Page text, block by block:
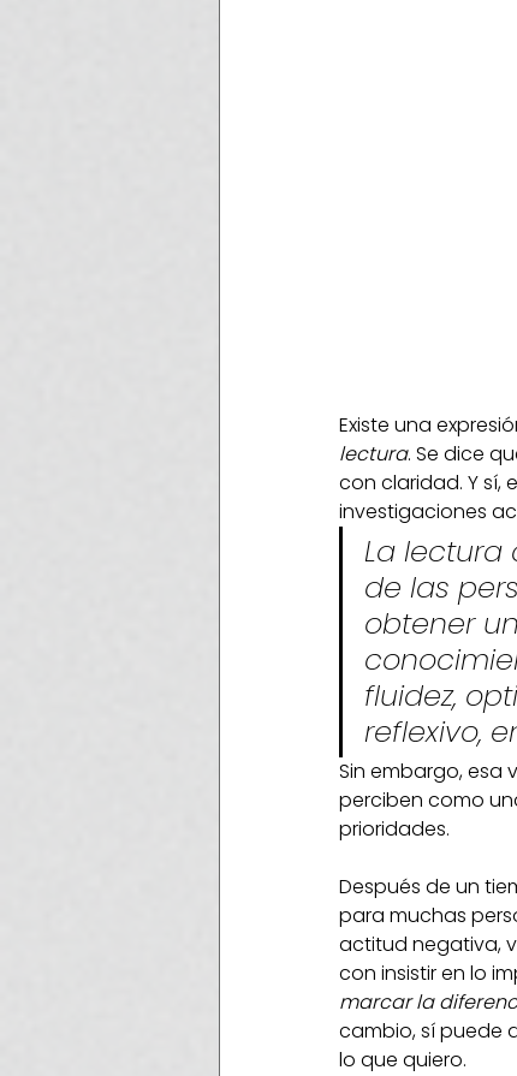
Existe una
lectura. Se dice
con claridad. Y sí,
investigaciones
La lectura
de las
obtener
fluidez,
reflexivo,
Sin embargo, esa
perciben como
prioridades.
Después de un
para muchas
actitud negativa,
con insistir en lo
marcar la
cambio, sí puede
lo que quiero.